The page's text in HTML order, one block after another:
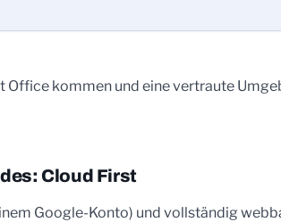
Office kommen und eine vertraute
Cloud First
Google-Konto) und vollständig